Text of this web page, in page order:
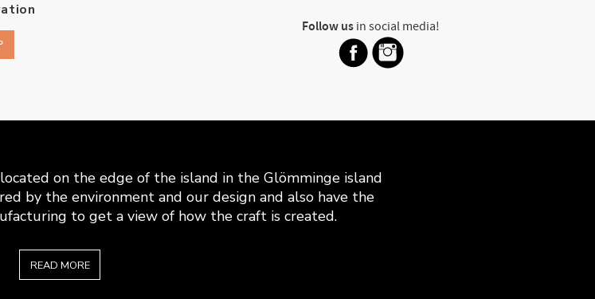
Follow usin social media!
on the edge of the island in the Glömminge island
by the environment and our design and also have the
to get a view of how the craft is created.
READ MORE